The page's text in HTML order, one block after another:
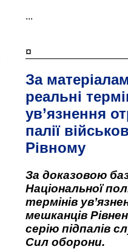
...
¤
За
реальні
ув’язнення
палії
Рівному
За доказовою
Національної
термінів
мешканців
серію підпалів
Сил оборони.